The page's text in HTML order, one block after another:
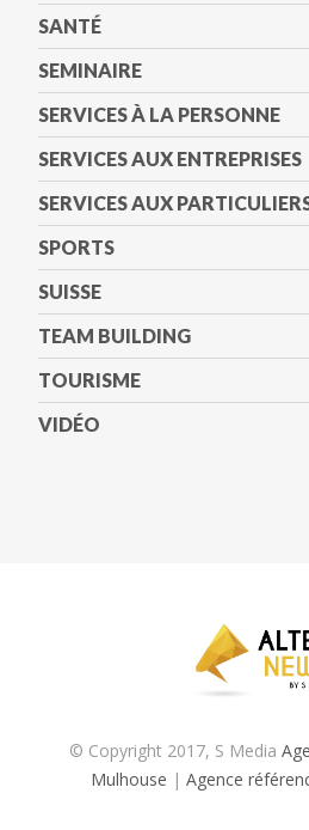
SANTÉ
SEMINAIRE
SERVICES À LA PERSONNE
SERVICES AUX ENTREPRISES
SERVICES AUX
SPORTS
SUISSE
TEAM BUILDING
TOURISME
VIDÉO
© Copyright 2017, S Media
Mulhouse | Agence